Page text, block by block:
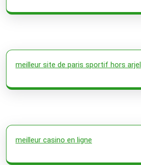
meilleur site de paris sportif hors arjel
meilleur casino en ligne